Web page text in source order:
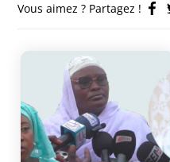
Vous aimez ? Partagez !